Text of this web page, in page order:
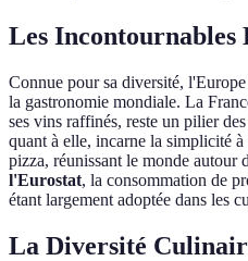
Les Incontournables
Connue pour sa diversité,
la gastronomie mondiale. La
ses vins raffinés, reste un pilier
quant à elle, incarne la simplicité
pizza, réunissant le monde autour
l'Eurostat, la consommation de
étant largement adoptée dans les
La Diversité